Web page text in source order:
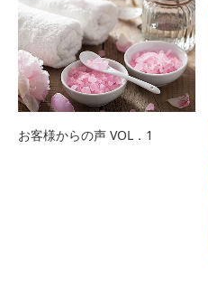
お客様からの声 VOL．1